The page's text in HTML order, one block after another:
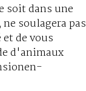
soit dans une
soulagera pas
de vous
d'animaux